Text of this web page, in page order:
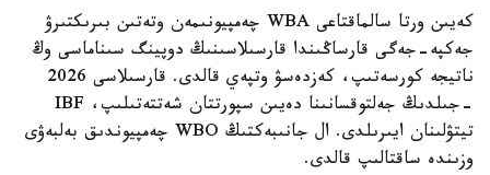
كەيىن ورتا سالماقتاعى WBA چەمپيونىمەن وتەتىن بىرىكتىرۋ
جەكپە-جەگى قارساڭىندا قارسىلاسىنىڭ دوپينگ سىناماسى وڭ
ناتيجە كورسەتىپ، كەزدەسۋ وتپەي قالدى. قارسىلاسى 2026
-جىلدىڭ جەلتوقسانىنا دەيىن سپورتتان شەتتەتىلىپ، IBF
تيتۋلىنان ايىرىلدى. ال جانىبەكتىڭ WBO چەمپيوندىق بەلبەۋى
وزىندە ساقتالىپ قالدى.